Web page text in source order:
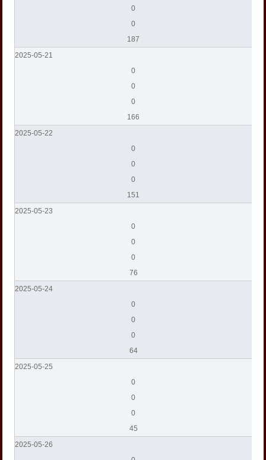
0
0
187
2025-05-21
0
0
0
166
2025-05-22
0
0
0
151
2025-05-23
0
0
0
76
2025-05-24
0
0
0
64
2025-05-25
0
0
0
45
2025-05-26